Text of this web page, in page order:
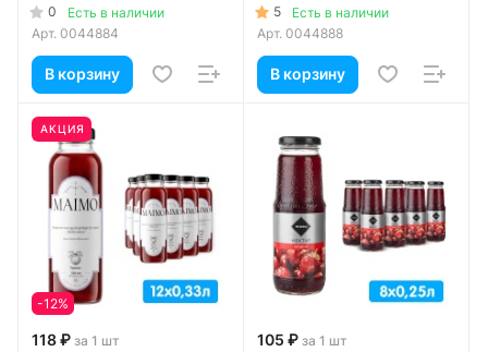
0
Есть в наличии
Арт. 0044884
В корзину
5
Есть в наличии
Арт. 0044888
В корзину
АКЦИЯ
-12%
118 ₽ за 1 шт
105 ₽ за 1 шт